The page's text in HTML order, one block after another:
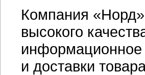
Компания
высокого
и доставки